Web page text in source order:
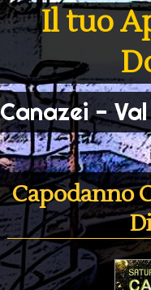
Il tuo
Canazei -
Capodanno